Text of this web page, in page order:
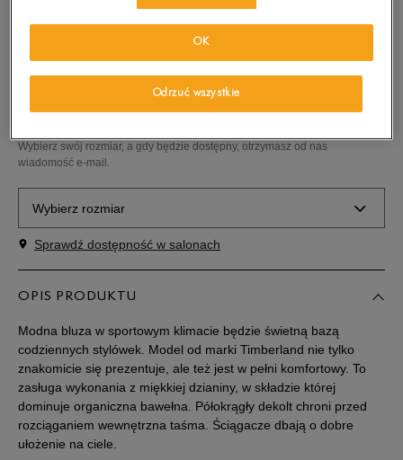
TIMBERLAND BLUZA YC CUT & SEW CREW
Wybierz swój rozmiar, a gdy będzie dostępny, otrzymasz od nas
wiadomość e-mail.
Wybierz rozmiar
Powiadom o
dostępności
Powiadom o
dostępności
XL
Powiadom o
dostępności
Sprawdź dostępność w salonach
OPIS PRODUKTU
Modna bluza w sportowym klimacie będzie świetną bazą
codziennych stylówek. Model od marki Timberland nie tylko
znakomicie się prezentuje, ale też jest w pełni komfortowy. To
zasługa wykonania z miękkiej dzianiny, w składzie której
dominuje organiczna bawełna. Półokrągły dekolt chroni przed
rozciąganiem wewnętrzna taśma. Ściągacze dbają o dobre
ułożenie na ciele.
Odrzuć wszystkie
OK